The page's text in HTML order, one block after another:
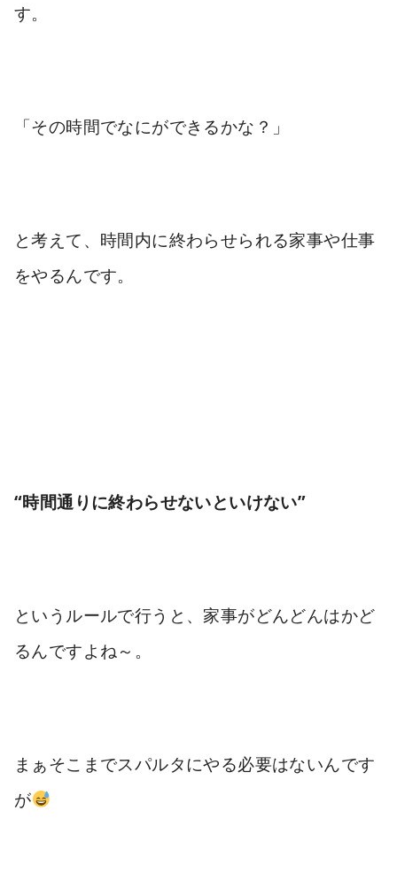
す。
「その時間でなにができるかな？」
と考えて、時間内に終わらせられる家事や仕事
をやるんです。
“時間通りに終わらせないといけない”
というルールで行うと、家事がどんどんはかど
るんですよね～。
まぁそこまでスパルタにやる必要はないんです
が